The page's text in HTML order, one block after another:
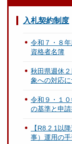
入札契約制度
令和７・８
資格者名簿
秋田県週休
象への対応
令和９・１
の基準と申
【R8.2.1以
事）運用の